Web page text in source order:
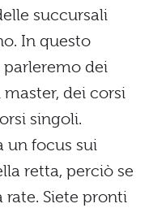
succursali
In questo
dei
dei corsi
singoli.
un focus sui
retta, perciò se
rate. Siete pronti